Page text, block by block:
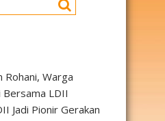
Rohani, Warga
LDII
Jadi Pionir Gerakan